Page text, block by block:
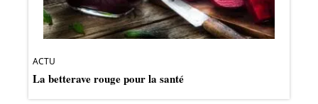
ACTU
La betterave rouge pour la santé